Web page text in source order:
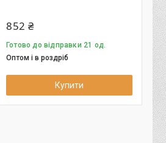
852 ₴
Готово до відправки 21 од.
Оптом і в роздріб
Купити